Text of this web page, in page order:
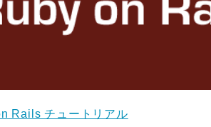
Rails チュートリアル